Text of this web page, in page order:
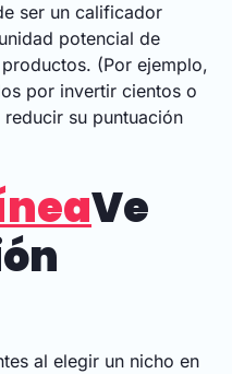
ser un calificador
potencial de
(Por ejemplo,
por invertir cientos o
su puntuación
Ve
al elegir un nicho en